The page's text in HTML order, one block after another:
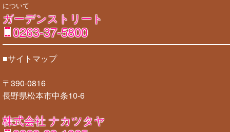
について
ガーデンストリート
0263-37-5800
■サイトマップ
〒390-0816
長野県松本市中条10-6
株式会社 ナカツタヤ